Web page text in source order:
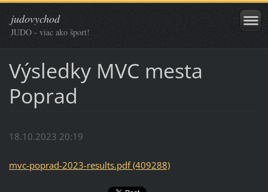
judovychod
JUDO - viac ako šport!
Výsledky MVC mesta
Poprad
18.10.2023 20:19
mvc-poprad-2023-results.pdf (409288)